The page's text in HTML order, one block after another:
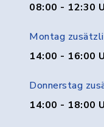
08:00 - 12:30
Montag
14:00 - 16:00
Donnerstag
14:00 - 18:00